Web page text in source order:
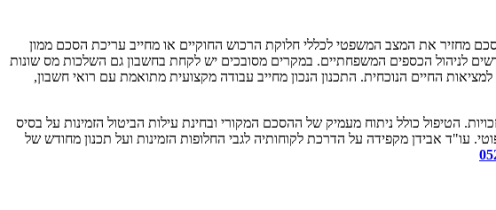
מחזיר את המצב המשפטי לכללי חלוקת הרכוש החוקיים או מחייב עריכת הסכם ממון
לניהול הכספים המשפחתיים. במקרים מסובכים יש לקחת בחשבון גם השלכות מס שונות
החיים הנוכחית. התכנון הנכון מחייב עבודה מקצועית מתואמת עם רואי חשבון,
הטיפול כולל ניתוח מעמיק של ההסכם המקורי ובחינת עילות הביטול הזמינות על בסיס
עו"ד אבידן מקפידה על הדרכת לקוחותיה לגבי החלופות הזמינות ועל תכנון מחודש של